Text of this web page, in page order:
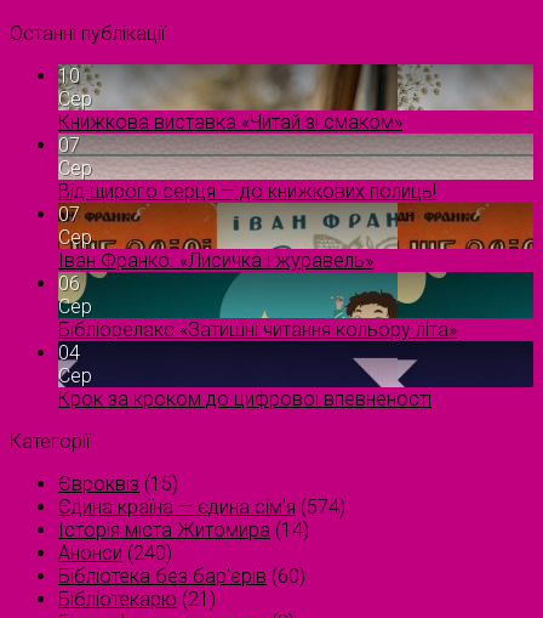
Останні публікації
10
Сер
Книжкова виставка «Читай зі смаком»
07
Сер
Від щирого серця — до книжкових полиць!
07
Сер
Іван Франко. «Лисичка і журавель»
06
Сер
Бібліорелакс «Затишні читання кольору літа»
04
Сер
Крок за кроком до цифрової впевненості
Категорії
Євроквіз (15)
Єдина країна — єдина сім’я (574)
Історія міста Житомира (14)
Анонси (240)
Бібліотека без бар'єрів (60)
Бібліотекарю (21)